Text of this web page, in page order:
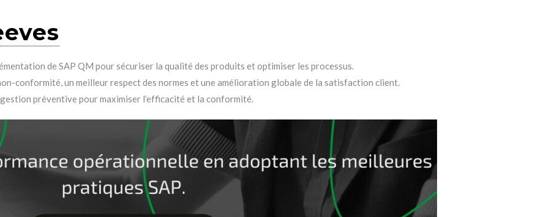
de SAP QM pour sécuriser la qualité des produits et optimiser les processus.
conformité, un meilleur respect des normes et une amélioration globale de la satisfaction client.
préventive pour maximiser l’efficacité et la conformité.